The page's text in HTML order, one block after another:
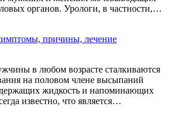
органов. Урологи, в частности,…
причины, лечение
в любом возрасте сталкиваются
на половом члене высыпаний
жидкость и напоминающих
известно, что является…